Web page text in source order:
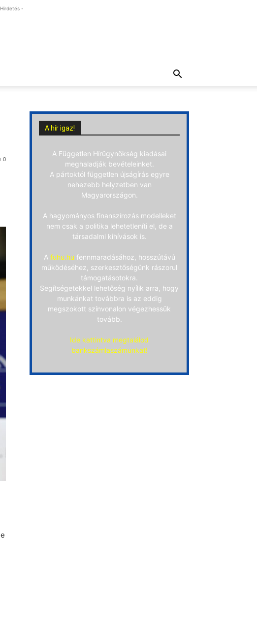
-
0
A hír igaz!
A Független Hírügynökség kiadásai
meghaladják bevételeinket.
A pártoktól független újságírás egyre
nehezebb helyzetben van
Magyarországon.
A hagyományos finanszírozás modelleket
nem csak a politika lehetetleníti el, de a
társadalmi kihívások is.
A fuhu.hu fennmaradásához, hosszútávú
működéséhez, szerkesztőségünk rászorul
támogatásotokra.
Segítségetekkel lehetőség nyílik arra, hogy
munkánkat továbbra is az eddig
megszokott színvonalon végezhessük
tovább.
Ide kattintva megtalálod
bankszámlaszámunkat!